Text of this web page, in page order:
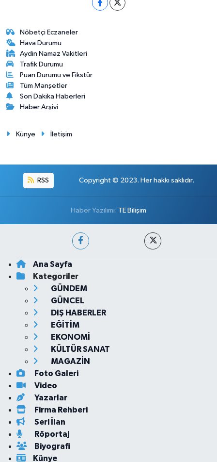
Nöbetçi Eczaneler
Hava Durumu
Aydin Namaz Vakitleri
Trafik Durumu
Puan Durumu ve Fikstür
Tüm Manşetler
Son Dakika Haberleri
Haber Arşivi
Künye İletişim
RSS Copyright © 2023. Her hakkı saklıdır.
Haber Yazılımı: TE Bilişim
Ana Sayfa
Kategoriler
GÜNDEM
GÜNCEL
DIŞ HABERLER
EĞİTİM
EKONOMİ
KÜLTÜR SANAT
MAGAZİN
Foto Galeri
Video
Yazarlar
Firma Rehberi
Seri İlan
Röportaj
Biyografi
Künye